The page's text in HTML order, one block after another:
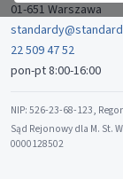
01-651 Warszawa
22 509 47 52
pon-pt 8:00-16:00
NIP: 526-23-68-123,
Sąd Rejonowy dla M. St.
0000128502